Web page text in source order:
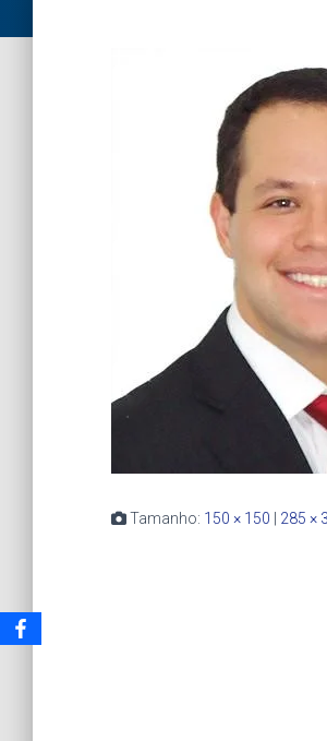
Tamanho: 150 × 150 285 ×